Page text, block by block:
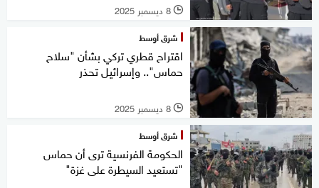
l 8 ديسمبر 2025
شرق أوسط
اقتراح قطري تركي بشأن "سلاح
حماس".. وإسرائيل تحذر
l 8 ديسمبر 2025
شرق أوسط
الحكومة الفرنسية ترى أن حماس
"تستعيد السيطرة على غزة"